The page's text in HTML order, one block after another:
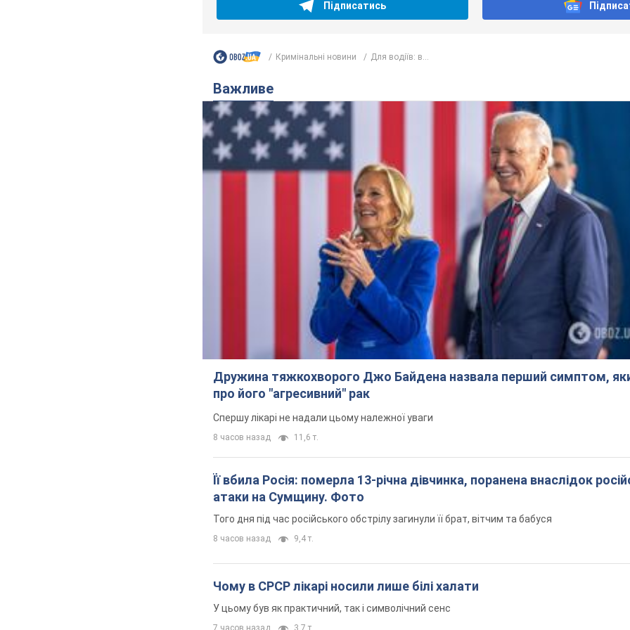
Підписатись
Кримінальні новини Для водіїв: в...
Важливе
Дружина тяжкохворого Джо Байдена назвала перший симптом,
про його "агресивний" рак
Спершу лікарі не надали цьому належної уваги
8 часов назад 11,6 т.
Її вбила Росія: померла 13-річна дівчинка, поранена внаслідок
атаки на Сумщину. Фото
Того дня під час російського обстрілу загинули її брат, вітчим та бабуся
8 часов назад 9,4 т.
Чому в СРСР лікарі носили лише білі халати
У цьому був як практичний, так і символічний сенс
7 часов назад 3,7 т.